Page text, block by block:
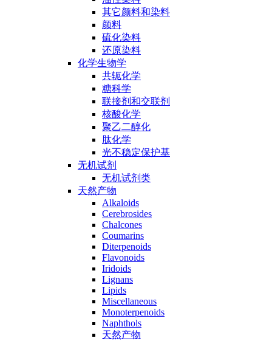
其它颜料和染料
颜料
硫化染料
还原染料
化学生物学
共轭化学
糖科学
联接剂和交联剂
核酸化学
聚乙二醇化
肽化学
光不稳定保护基
无机试剂
无机试剂类
天然产物
Alkaloids
Cerebrosides
Chalcones
Coumarins
Diterpenoids
Flavonoids
Iridoids
Lignans
Lipids
Miscellaneous
Monoterpenoids
Naphthols
天然产物